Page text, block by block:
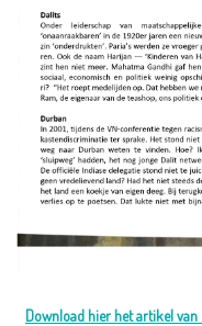
Download hier het artikel